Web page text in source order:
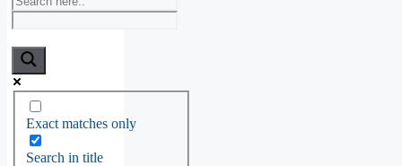
Exact matches only
Search in title